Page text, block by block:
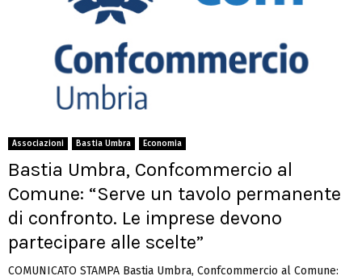
Associazioni Bastia Umbra Economia
Bastia Umbra, Confcommercio al
Comune: “Serve un tavolo permanente
di confronto. Le imprese devono
partecipare alle scelte”
COMUNICATO STAMPA Bastia Umbra, Confcommercio al Comune: